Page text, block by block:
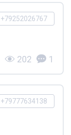
+79252026767
202 1
+79777634138